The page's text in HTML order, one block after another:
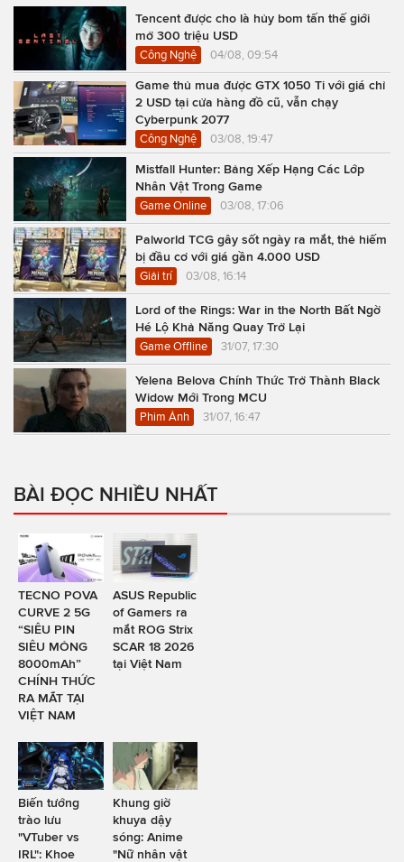
Tencent được cho là hủy bom tấn thế giới
mở 300 triệu USD
Công Nghệ 04/08, 09:54
Game thủ mua được GTX 1050 Ti với giá chỉ
2 USD tại cửa hàng đồ cũ, vẫn chạy
Cyberpunk 2077
Công Nghệ 03/08, 19:47
Mistfall Hunter: Bảng Xếp Hạng Các Lớp
Nhân Vật Trong Game
Game Online 03/08, 17:06
Palworld TCG gây sốt ngày ra mắt, thẻ hiếm
bị đầu cơ với giá gần 4.000 USD
Giải trí 03/08, 16:14
Lord of the Rings: War in the North Bất Ngờ
Hé Lộ Khả Năng Quay Trở Lại
Game Offline 31/07, 17:30
Yelena Belova Chính Thức Trở Thành Black
Widow Mới Trong MCU
Phim Ảnh 31/07, 16:47
BÀI ĐỌC NHIỀU NHẤT
TECNO POVA
CURVE 2 5G
“SIÊU PIN
SIÊU MỎNG
8000mAh”
CHÍNH THỨC
RA MẮT TẠI
VIỆT NAM
ASUS Republic
of Gamers ra
mắt ROG Strix
SCAR 18 2026
tại Việt Nam
Biến tướng
trào lưu
"VTuber vs
IRL": Khoe
Khung giờ
khuya dậy
sóng: Anime
"Nữ nhân vật